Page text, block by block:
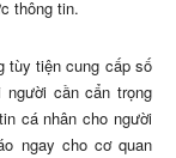
thông tin.
tùy tiện cung cấp số
người cần cẩn trọng
cá nhân cho người
ngay cho cơ quan